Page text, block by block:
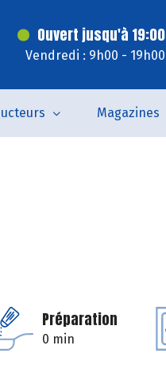
Ouvert jusqu'à 19:00
Vendredi : 9h00 - 19h00
Magazines
Préparation
0 min